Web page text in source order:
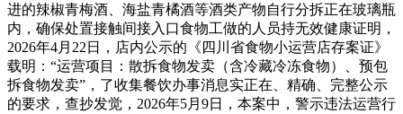
进的辣椒青梅酒、海盐青橘酒等酒类产物自行分拆正在玻璃瓶
内，确保处置接触间接入口食物工做的人员持无效健康证明，
2026年4月22日，店内公示的《四川省食物小运营店存案证》
载明：“运营项目：散拆食物发卖（含冷藏冷冻食物）、预包
拆食物发卖”，了收集餐饮办事消息实正在、精确、完整公示
的要求，查抄发觉，2026年5月9日，本案中，警示违法运营行